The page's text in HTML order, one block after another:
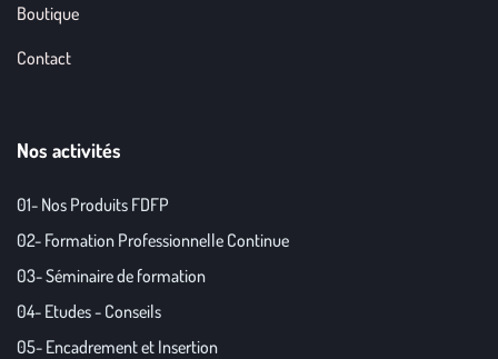
Boutique
Contact
Nos activités
01- Nos Produits FDFP
02- Formation Professionnelle Continue
03- Séminaire de formation
04- Etudes - Conseils
05- Encadrement et Insertion